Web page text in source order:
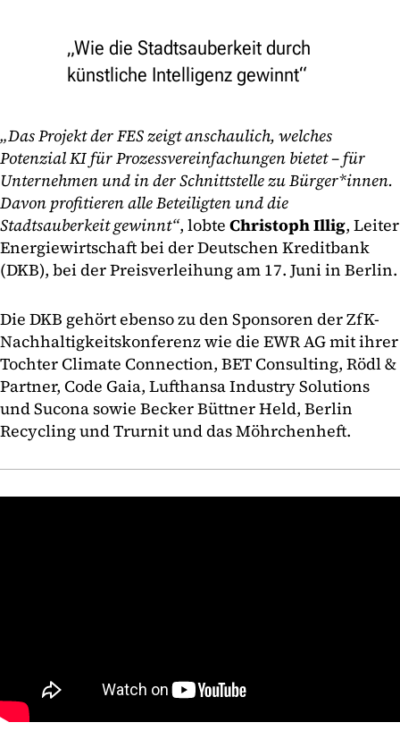
„Wie die Stadtsauberkeit durch
künstliche Intelligenz gewinnt“
„Das Projekt der FES zeigt anschaulich, welches
Potenzial KI für Prozessvereinfachungen bietet – für
Unternehmen und in der Schnittstelle zu Bürger*innen.
Davon profitieren alle Beteiligten und die
Stadtsauberkeit gewinnt“, lobte Christoph Illig, Leiter
Energiewirtschaft bei der Deutschen Kreditbank
(DKB), bei der Preisverleihung am 17. Juni in Berlin.
Die DKB gehört ebenso zu den Sponsoren der ZfK-
Nachhaltigkeitskonferenz wie die EWR AG mit ihrer
Tochter Climate Connection, BET Consulting, Rödl &
Partner, Code Gaia, Lufthansa Industry Solutions
und Sucona sowie Becker Büttner Held, Berlin
Recycling und Trurnit und das Möhrchenheft.